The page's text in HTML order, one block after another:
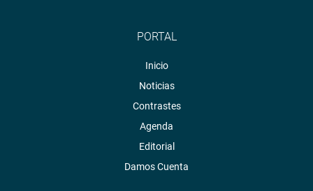
PORTAL
Inicio
Noticias
Contrastes
Agenda
Editorial
Damos Cuenta